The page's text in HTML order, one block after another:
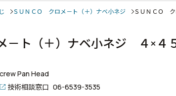
ＳＵＮＣＯ クロメ－ト（＋）ナベ小ネジ ＳＵＮＣＯ
－ト（＋）ナベ小ネジ ４×
Pan Head
技術相談窓口 06-6539-3535